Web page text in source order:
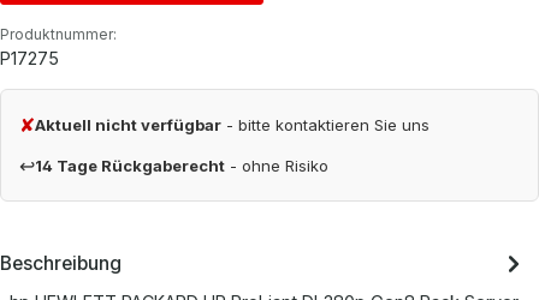
Produktnummer:
P17275
✘Aktuell nicht verfügbar - bitte kontaktieren Sie uns
↩14 Tage Rückgaberecht - ohne Risiko
Beschreibung